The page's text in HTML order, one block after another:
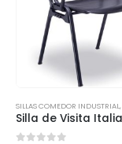
SILLAS COMEDOR INDUSTRIAL,